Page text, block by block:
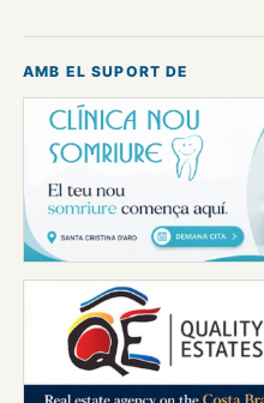
AMB EL SUPORT DE